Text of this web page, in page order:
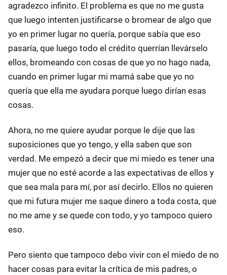
agradezco infinito. El problema es que no me gusta
que luego intenten justificarse o bromear de algo que
yo en primer lugar no quería, porque sabía que eso
pasaría, que luego todo el crédito querrían llevárselo
ellos, bromeando con cosas de que yo no hago nada,
cuando en primer lugar mi mamá sabe que yo no
quería que ella me ayudara porque luego dirían esas
cosas.
Ahora, no me quiere ayudar porque le dije que las
suposiciones que yo tengo, y ella saben que son
verdad. Me empezó a decir que mi miedo es tener una
mujer que no esté acorde a las expectativas de ellos y
que sea mala para mí, por así decirlo. Ellos no quieren
que mi futura mujer me saque dinero a toda costa, que
no me ame y se quede con todo, y yo tampoco quiero
eso.
Pero siento que tampoco debo vivir con el miedo de no
hacer cosas para evitar la crítica de mis padres, o